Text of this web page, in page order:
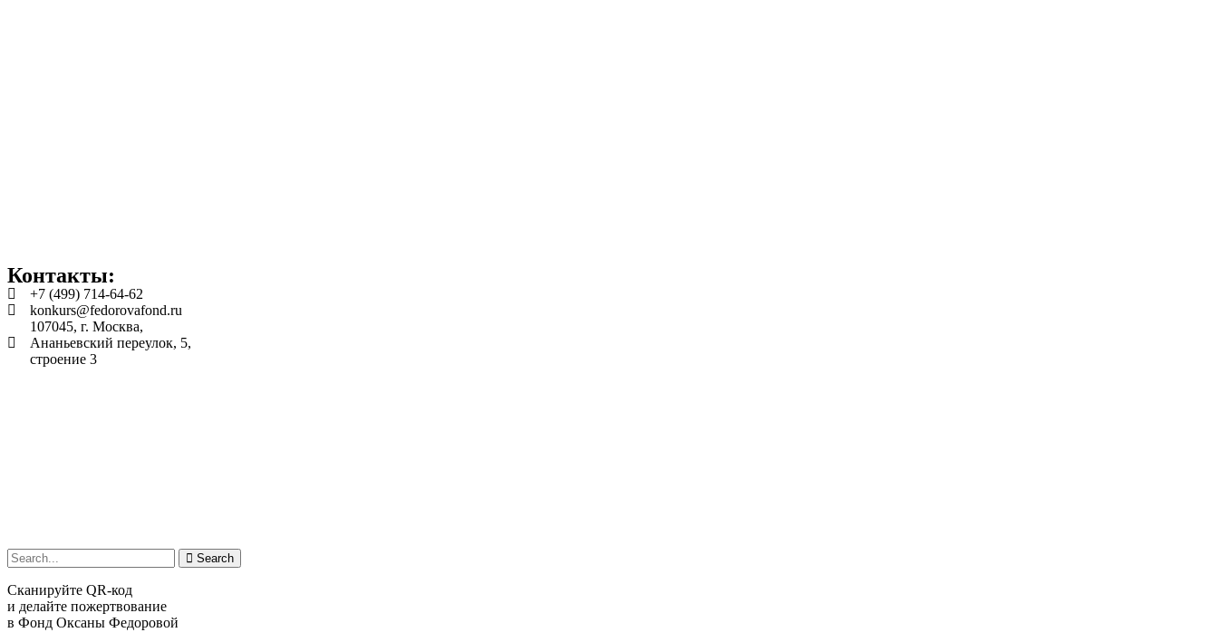
Контакты:
+7 (499) 714-64-62
konkurs@fedorovafond.ru
107045, г. Москва,
Ананьевский переулок, 5,
строение 3
Search
Сканируйте QR-код
и делайте пожертвование
в Фонд Оксаны Федоровой